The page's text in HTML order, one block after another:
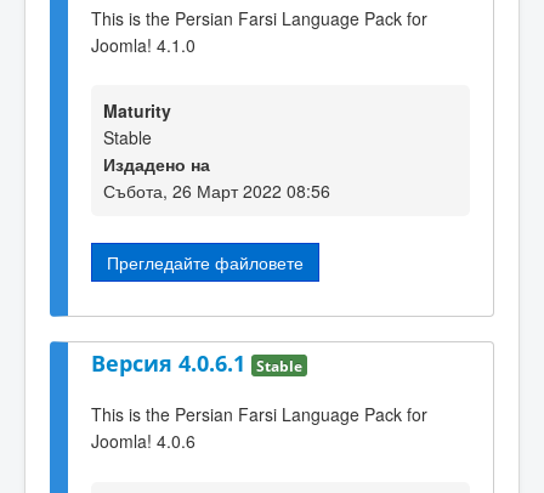
This is the Persian Farsi Language Pack for
Joomla! 4.1.0
Maturity
Stable
Издадено на
Събота, 26 Март 2022 08:56
Прегледайте файловете
Версия 4.0.6.1 Stable
This is the Persian Farsi Language Pack for
Joomla! 4.0.6